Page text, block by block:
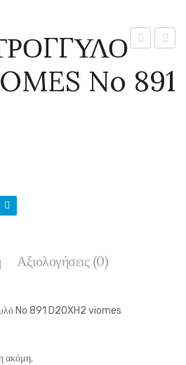
LINEALINEA
No 891
Αξιολογήσεις (0)
No 891 D20XH2 viomes
ακόμη.